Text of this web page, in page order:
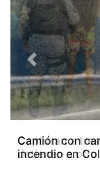
Camión con
incendio en
Previous